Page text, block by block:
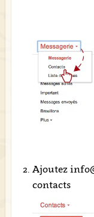
Ajoutez
contacts